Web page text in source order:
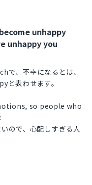
unhappy
unhappy you
、不幸になるとは、
表わせます。
so people who
ので、心配しすぎる人